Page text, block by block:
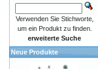
Verwenden Sie Stichworte,
um ein Produkt zu finden.
erweiterte Suche
Neue Produkte